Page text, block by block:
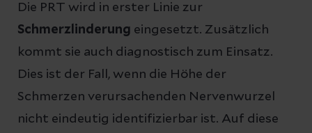
Die PRT wird in erster Linie zur
Schmerzlinderung eingesetzt. Zusätzlich
kommt sie auch diagnostisch zum Einsatz.
Dies ist der Fall, wenn die Höhe der
Schmerzen verursachenden Nervenwurzel
nicht eindeutig identifizierbar ist. Auf diese